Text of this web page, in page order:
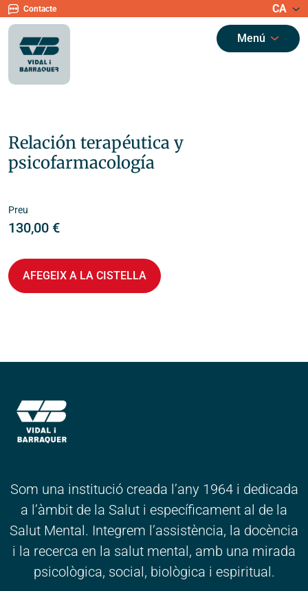
Contacte CA
Menú
Relación terapéutica y
psicofarmacología
Preu
130,00 €
AFEGEIX A LA CISTELLA
Som una institució creada l’any 1964 i dedicada
a l’àmbit de la Salut i específicament al de la
Salut Mental. Integrem l’assistència, la docència
i la recerca en la salut mental, amb una mirada
psicològica, social, biològica i espiritual.